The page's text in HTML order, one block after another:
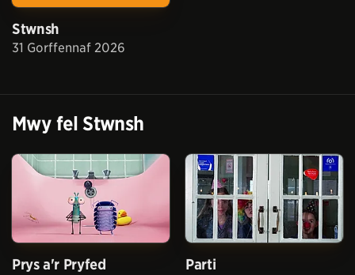
Stwnsh
31 Gorffennaf 2026
Mwy fel Stwnsh
Prys a'r Pryfed Parti